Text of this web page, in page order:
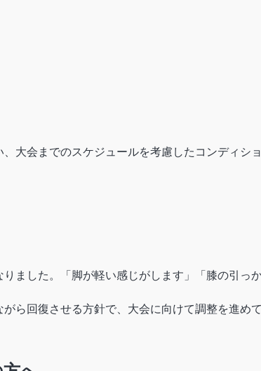
大会までのスケジュールを考慮したコンディシ
ました。「脚が軽い感じがします」「膝の引っ
ら回復させる方針で、大会に向けて調整を進めて